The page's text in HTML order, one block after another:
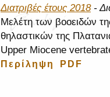
Διατριβές έτους 2018-
Μελέτη των βοοειδών
θηλαστικών της
Upper Miocene
Περίληψη PDF